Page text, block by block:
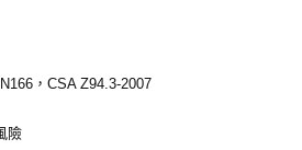
，CSA Z94.3-2007
險